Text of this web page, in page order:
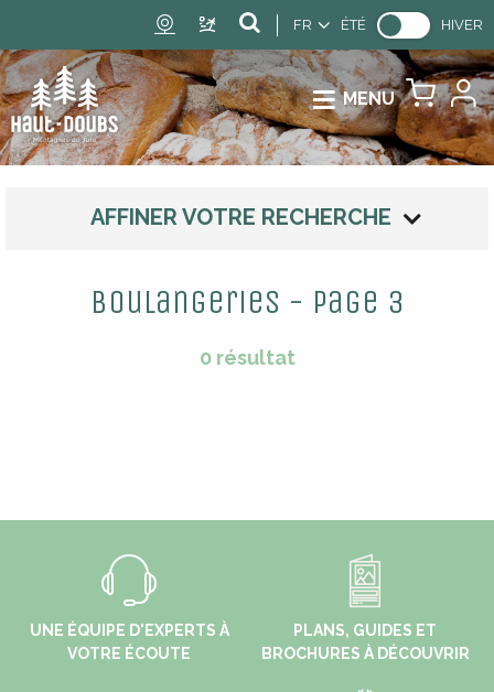
FR ÉTÉ HIVER
MENU
AFFINER VOTRE RECHERCHE
Boulangeries - Page 3
0résultat
UNE ÉQUIPE D'EXPERTS À
VOTRE ÉCOUTE
PLANS, GUIDES ET
BROCHURES À DÉCOUVRIR